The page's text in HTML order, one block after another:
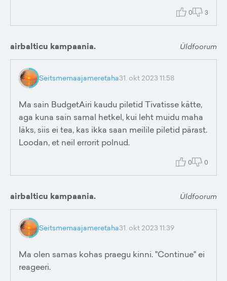
0 3
airbalticu kampaania. Üldfoorum
Seitsmemaajameretaha31. okt 2023 11:58
Ma sain BudgetAiri kaudu piletid Tivatisse kätte,
aga kuna sain samal hetkel, kui leht muidu maha
läks, siis ei tea, kas ikka saan meilile piletid pärast.
Loodan, et neil errorit polnud.
0 0
airbalticu kampaania. Üldfoorum
Seitsmemaajameretaha31. okt 2023 11:39
Ma olen samas kohas praegu kinni. "Continue" ei
reageeri.